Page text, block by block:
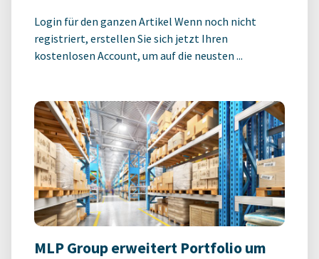
Login für den ganzen Artikel Wenn noch nicht
registriert, erstellen Sie sich jetzt Ihren
kostenlosen Account, um auf die neusten ...
MLP Group erweitert Portfolio um